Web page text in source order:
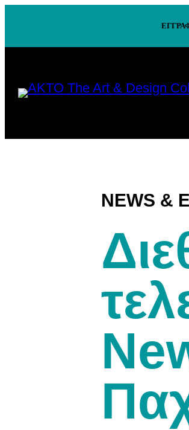
NEWS &